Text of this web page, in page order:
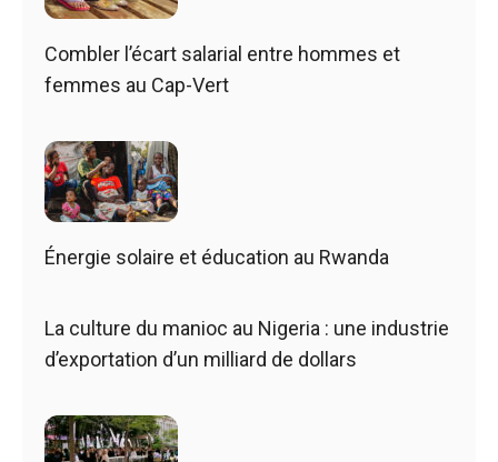
Combler l’écart salarial entre hommes et
femmes au Cap-Vert
Énergie solaire et éducation au Rwanda
La culture du manioc au Nigeria : une industrie
d’exportation d’un milliard de dollars